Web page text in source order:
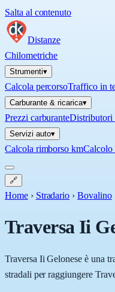
Salta al contenuto
Distanze
Chilometriche
Strumenti▾
Calcola percorsoTraffico in
Carburante & ricarica▾
Prezzi carburanteDistributori
Servizi auto▾
Calcola rimborso kmCalcolo
🔗
Home › Stradario › Bovalino
Traversa Ii
Traversa Ii Gelonese è una
stradali per raggiungere